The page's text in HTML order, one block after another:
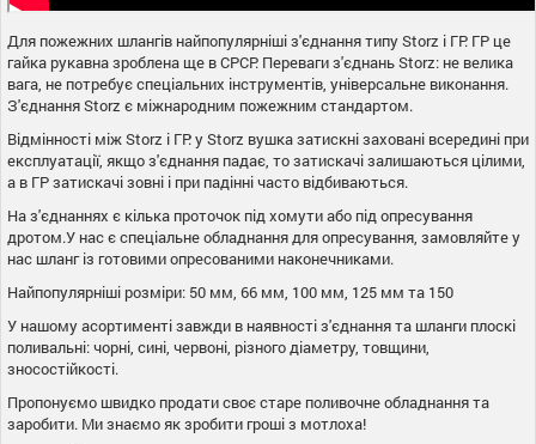
Для пожежних шлангів найпопулярніші з'єднання типу Storz і ГР. ГР це
гайка рукавна зроблена ще в СРСР. Переваги з'єднань Storz: не велика
вага, не потребує спеціальних інструментів, універсальне виконання.
З'єднання Storz є міжнародним пожежним стандартом.
Відмінності між Storz і ГР: у Storz вушка затискні заховані всередині при
експлуатації, якщо з'єднання падає, то затискачі залишаються цілими,
а в ГР затискачі зовні і при падінні часто відбиваються.
На з'єднаннях є кілька проточок під хомути або під опресування
дротом.У нас є спеціальне обладнання для опресування, замовляйте у
нас шланг із готовими опресованими наконечниками.
Найпопулярніші розміри: 50 мм, 66 мм, 100 мм, 125 мм та 150
У нашому асортименті завжди в наявності з'єднання та шланги плоскі
поливальні: чорні, сині, червоні, різного діаметру, товщини,
зносостійкості.
Пропонуємо швидко продати своє старе поливочне обладнання та
заробити. Ми знаємо як зробити гроші з мотлоха!